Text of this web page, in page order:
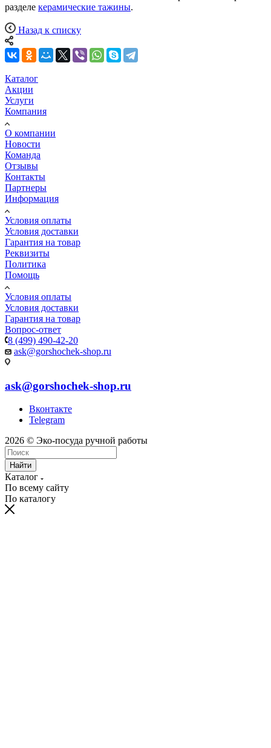
разделе керамические тажины.
Назад к списку
Каталог
Акции
Услуги
Компания
О компании
Новости
Команда
Отзывы
Контакты
Партнеры
Информация
Условия оплаты
Условия доставки
Гарантия на товар
Реквизиты
Политика
Помощь
Условия оплаты
Условия доставки
Гарантия на товар
Вопрос-ответ
8 (499) 490-42-20
ask@gorshochek-shop.ru
ask@gorshochek-shop.ru
Вконтакте
Telegram
2026 © Эко-посуда ручной работы
Найти
Каталог
По всему сайту
По каталогу